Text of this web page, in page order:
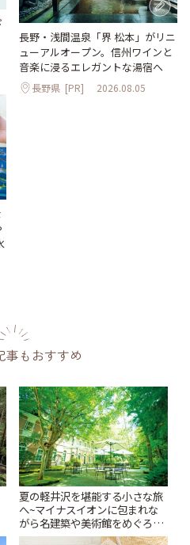
長野・浅間温泉「界 松本」がリニ
ューアルオープン。信州ワインと
音楽に浸るエレガントな湯宿へ
長野県 [PR] 2026.08.05
事もおすすめ
夏の軽井沢を堪能する小さな旅
へ~マイナスイオンに包まれな
がら名建築や美術館をめぐろう
~ | ことりっぷ